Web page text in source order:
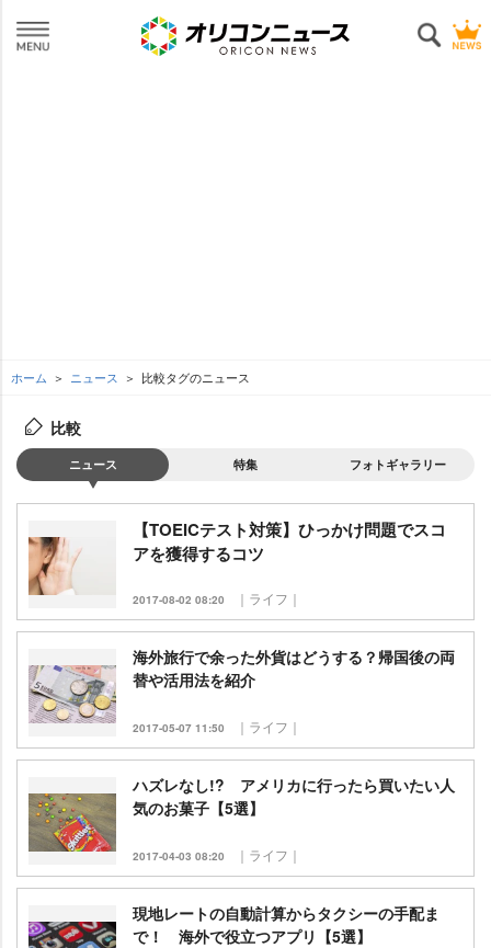
ホーム ニュース 比較タグのニュース
比較
ニュース 特集 フォトギャラリー
【TOEICテスト対策】ひっかけ問題でスコ
アを獲得するコツ
2017-08-02 08:20 ｜ライフ｜
海外旅行で余った外貨はどうする？帰国後の両
替や活用法を紹介
2017-05-07 11:50 ｜ライフ｜
ハズレなし!? アメリカに行ったら買いたい人
気のお菓子【5選】
2017-04-03 08:20 ｜ライフ｜
現地レートの自動計算からタクシーの手配ま
で！ 海外で役立つアプリ【5選】